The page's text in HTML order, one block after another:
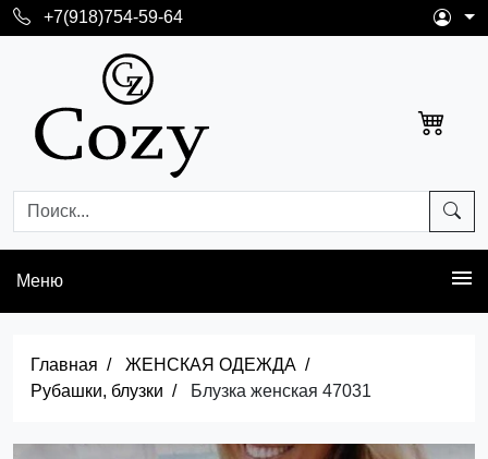
+7(918)754-59-64
Меню
Главная
ЖЕНСКАЯ ОДЕЖДА
Рубашки, блузки
Блузка женская 47031